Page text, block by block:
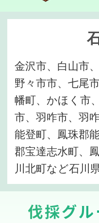
金沢市、白山市
野々市市、七尾
幡町、かほく市
市、羽咋市、羽
能登町、鳳珠郡
郡宝達志水町、
川北町など石川
伐採グ